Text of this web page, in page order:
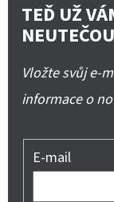
TEĎ UŽ
Vložte svůj e-
informace o
E-mail